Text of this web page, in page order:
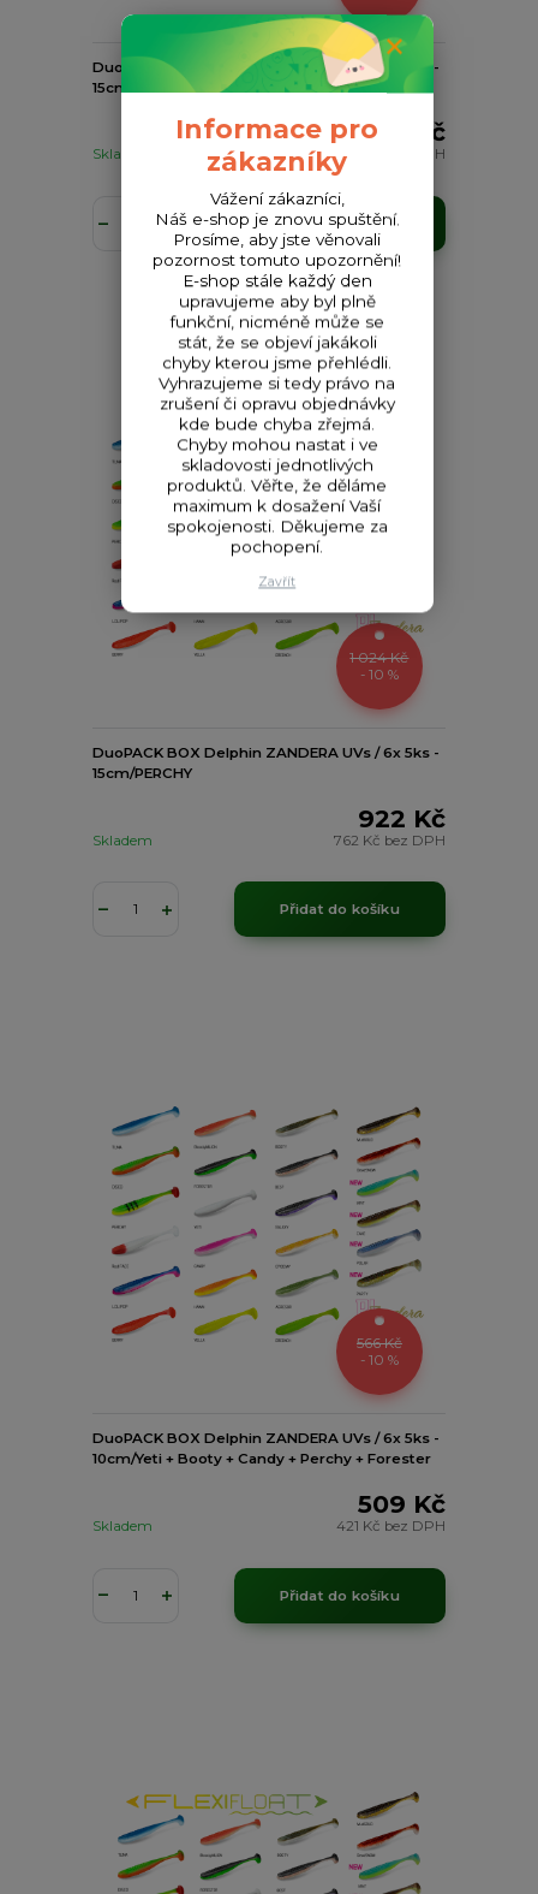
DuoPACK BOX Delphin ZANDERA UVs / 6x 5ks -
15cm/RedFACE
922 Kč
762 Kč bez DPH
Skladem
Přidat do košíku
1 024 Kč
- 10 %
DuoPACK BOX Delphin ZANDERA UVs / 6x 5ks -
15cm/PERCHY
922 Kč
762 Kč bez DPH
Skladem
Přidat do košíku
566 Kč
- 10 %
DuoPACK BOX Delphin ZANDERA UVs / 6x 5ks -
10cm/Yeti + Booty + Candy + Perchy + Forester
509 Kč
421 Kč bez DPH
Skladem
Přidat do košíku
Informace pro
zákazníky
Vážení zákazníci,
Náš e-shop je znovu spuštění.
Prosíme, aby jste věnovali
pozornost tomuto upozornění!
E-shop stále každý den
upravujeme aby byl plně
funkční, nicméně může se
stát, že se objeví jakákoli
chyby kterou jsme přehlédli.
Vyhrazujeme si tedy právo na
zrušení či opravu objednávky
kde bude chyba zřejmá.
Chyby mohou nastat i ve
skladovosti jednotlivých
produktů. Věřte, že děláme
maximum k dosažení Vaší
spokojenosti. Děkujeme za
pochopení.
Zavřít